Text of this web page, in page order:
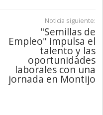
Noticia siguiente:
"Semillas de
Empleo" impulsa el
talento y las
oportunidades
laborales con una
jornada en Montijo